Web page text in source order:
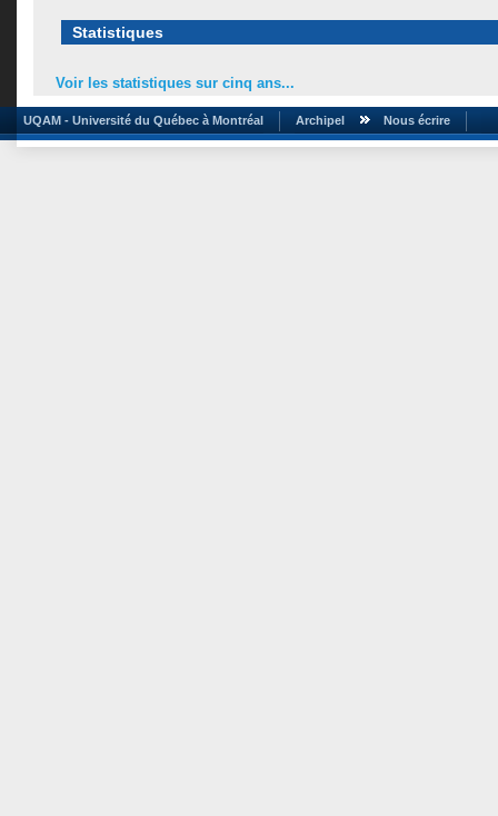
Statistiques
Voir les statistiques sur cinq ans...
UQAM - Université du Québec à Montréal Archipel Nous écrire